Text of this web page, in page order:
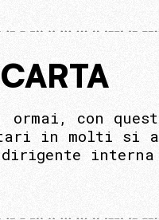
ormai, con
in molti si